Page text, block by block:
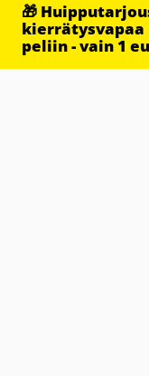
🎁
kierrätysvapaa
peliin - vain 1